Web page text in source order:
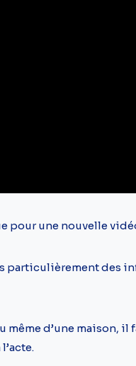
pour une nouvelle
particulièrement des
même d’une maison,